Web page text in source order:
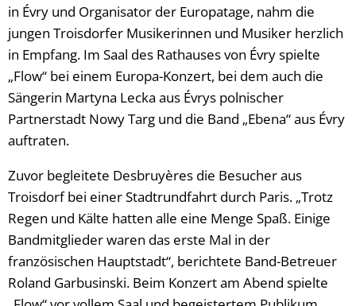
in Évry und Organisator der Europatage, nahm die
jungen Troisdorfer Musikerinnen und Musiker herzlich
in Empfang. Im Saal des Rathauses von Évry spielte
„Flow“ bei einem Europa-Konzert, bei dem auch die
Sängerin Martyna Lecka aus Évrys polnischer
Partnerstadt Nowy Targ und die Band „Ebena“ aus Évry
auftraten.
Zuvor begleitete Desbruyères die Besucher aus
Troisdorf bei einer Stadtrundfahrt durch Paris. „Trotz
Regen und Kälte hatten alle eine Menge Spaß. Einige
Bandmitglieder waren das erste Mal in der
französischen Hauptstadt“, berichtete Band-Betreuer
Roland Garbusinski. Beim Konzert am Abend spielte